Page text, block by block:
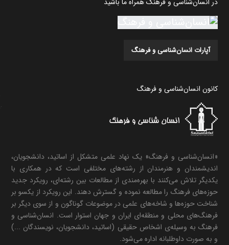
آپارات انسان‌شناسی و فرهنگ
کانون انسان‌شناسی و فرهنگ
«انسان‌شناسی و فرهنگ» یک نهاد علمی متشکل از اساتید، دانشجویان،
اندیشمندان و هنرمندان از رشته‌های مختلفی است که در همکاری با
یکدیگر تلاش می‌کنند با بهره‌مندی از مطالعات بین رشته‌ای، رویکرد جدید
حوزه‌های فرهنگ را مطالعه نموده و گسترش دهند. این رویکرد از یکسو بر
شناخت حوزه‌ها و شاخه‌های علمی در موضوعات گوناگون و از سوی دیگر بر
فرهنگ‌های محلی و منطقه‌ای ایران و جهان استوار است. انسان‌شناسی و
فرهنگ به وسیله‌ی اشخاص حقیقی (اساتید، دانشجویان، نویسندگان ...)
و به صورت داوطلبانه اداره می‌شود.